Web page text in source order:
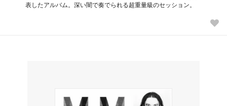
表したアルバム。深い闇で奏でられる超重量級のセッション。